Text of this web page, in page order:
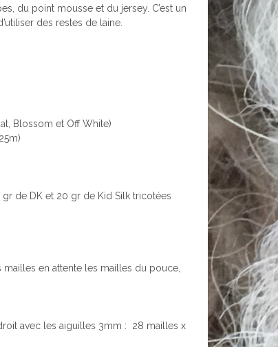
du point mousse et du jersey. C’est un
des restes de laine.
Blossom et Off White)
de DK et 20 gr de Kid Silk tricotées
en attente les mailles du pouce,
avec les aiguilles 3mm : 28 mailles x